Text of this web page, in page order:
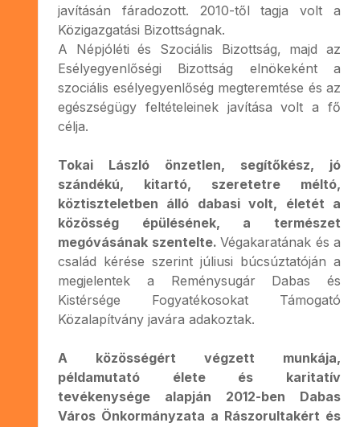
javításán fáradozott. 2010-től tagja volt a
Közigazgatási Bizottságnak.
A Népjóléti és Szociális Bizottság, majd az
Esélyegyenlőségi Bizottság elnökeként a
szociális esélyegyenlőség megteremtése és az
egészségügy feltételeinek javítása volt a fő
célja.
Tokai László önzetlen, segítőkész, jó
szándékú, kitartó, szeretetre méltó,
köztiszteletben álló dabasi volt, életét a
közösség épülésének, a természet
megóvásának szentelte. Végakaratának és a
család kérése szerint júliusi búcsúztatóján a
megjelentek a Reménysugár Dabas és
Kistérsége Fogyatékosokat Támogató
Közalapítvány javára adakoztak.
A közösségért végzett munkája,
példamutató élete és karitatív
tevékenysége alapján 2012-ben Dabas
Város Önkormányzata a Rászorultakért és